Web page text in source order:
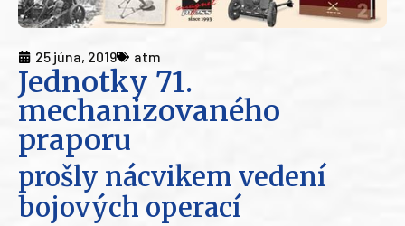
25 júna, 2019 atm
Jednotky 71.
mechanizovaného
praporu
prošly nácvikem vedení
bojových operací